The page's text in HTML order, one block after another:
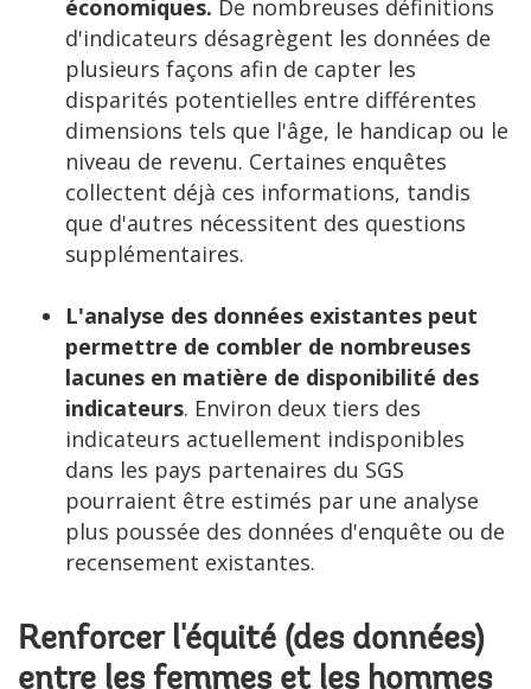
économiques. De nombreuses définitions
d'indicateurs désagrègent les données de
plusieurs façons afin de capter les
disparités potentielles entre différentes
dimensions tels que l'âge, le handicap ou le
niveau de revenu. Certaines enquêtes
collectent déjà ces informations, tandis
que d'autres nécessitent des questions
supplémentaires.
L'analyse des données existantes peut
permettre de combler de nombreuses
lacunes en matière de disponibilité des
indicateurs. Environ deux tiers des
indicateurs actuellement indisponibles
dans les pays partenaires du SGS
pourraient être estimés par une analyse
plus poussée des données d'enquête ou de
recensement existantes.
Renforcer l'équité (des données)
entre les femmes et les hommes